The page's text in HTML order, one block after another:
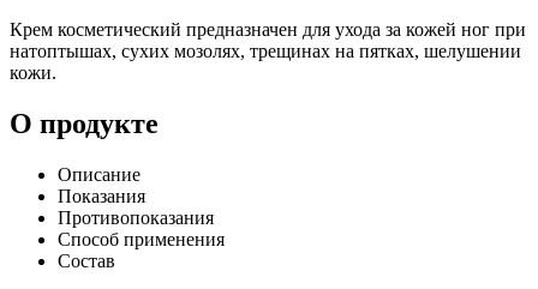
Крем косметический предназначен для ухода за кожей ног при
натоптышах, сухих мозолях, трещинах на пятках, шелушении
кожи.
О продукте
Описание
Показания
Противопоказания
Способ применения
Состав